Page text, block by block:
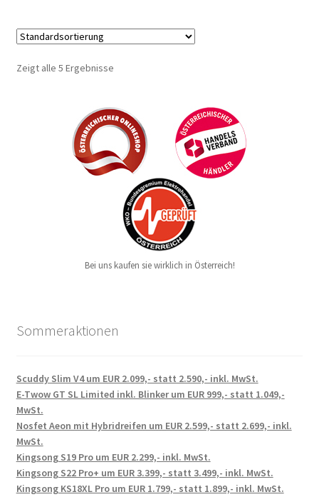
Zeigt alle 5 Ergebnisse
Bei uns kaufen sie wirklich in Österreich!
Sommeraktionen
Scuddy Slim V4 um EUR 2.099,- statt 2.590,- inkl. MwSt.
E-Twow GT SL Limited inkl. Blinker um EUR 999,- statt 1.049,-
MwSt.
Nosfet Aeon mit Hybridreifen um EUR 2.599,- statt 2.699,- inkl.
MwSt.
Kingsong S19 Pro um EUR 2.299,- inkl. MwSt.
Kingsong S22 Pro+ um EUR 3.399,- statt 3.499,- inkl. MwSt.
Kingsong KS18XL Pro um EUR 1.799,- statt 1.899,- inkl. MwSt.